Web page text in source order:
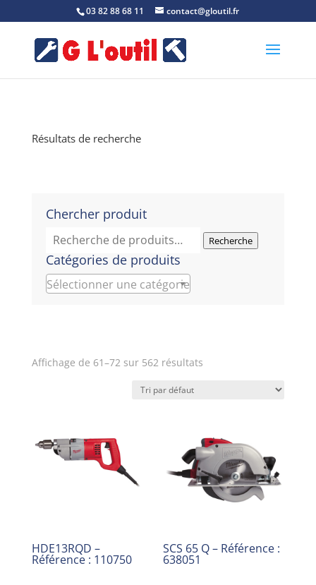
03 82 88 68 11 contact@gloutil.fr
Résultats de recherche
Chercher produit
Recherche
Recherche
Catégories de produits
Sélectionner une catégorie
Affichage de 61–72 sur 562 résultats
HDE13RQD –
Référence : 110750
SCS 65 Q – Référence :
638051